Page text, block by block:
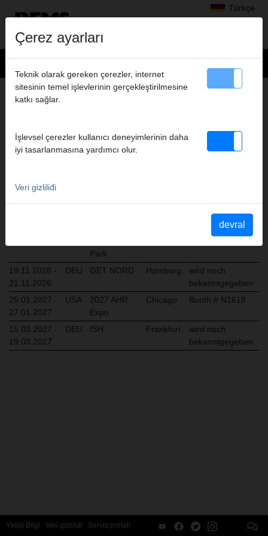
Türkçe
FUAR TAKVIMI
Aşağıda katılacağımız aktüel fuar tarihleri belirtilmiştir:
14.10.2026 -
Park
wird noch
bekanntgegeben
19.11.2026 -
21.11.2026
DEU GET NORD Hamburg
wird noch
bekanntgegeben
25.01.2027 -
27.01.2027
USA
2027 AHR
Expo
Chicago Booth # N1618
15.03.2027 -
19.03.2027
DEU ISH Frankfurt
wird noch
bekanntgegeben
Yasal Bilgi Veri gizliliđi Servis portalı
Çerez ayarları
Teknik olarak gereken çerezler, internet
sitesinin temel işlevlerinin gerçekleştirilmesine
katkı sağlar.
İşlevsel çerezler kullanıcı deneyimlerinin daha
iyi tasarlanmasına yardımcı olur.
Veri gizliliđi
devral